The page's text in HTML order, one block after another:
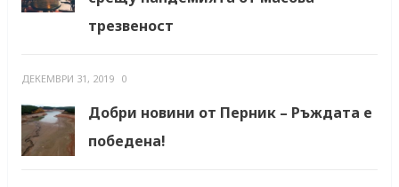
трезвеност
ДЕКЕМВРИ 31, 2019 0
Добри новини от Перник – Ръждата е
победена!